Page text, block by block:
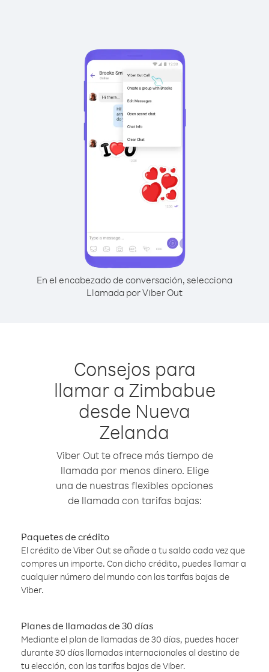
En el encabezado de conversación, selecciona
Llamada por Viber Out
Consejos para
llamar a Zimbabue
desde Nueva
Zelanda
Viber Out te ofrece más tiempo de
llamada por menos dinero. Elige
una de nuestras flexibles opciones
de llamada con tarifas bajas:
Paquetes de crédito
El crédito de Viber Out se añade a tu saldo cada vez que
compres un importe. Con dicho crédito, puedes llamar a
cualquier número del mundo con las tarifas bajas de
Viber.
Planes de llamadas de 30 días
Mediante el plan de llamadas de 30 días, puedes hacer
durante 30 días llamadas internacionales al destino de
tu elección, con las tarifas bajas de Viber.